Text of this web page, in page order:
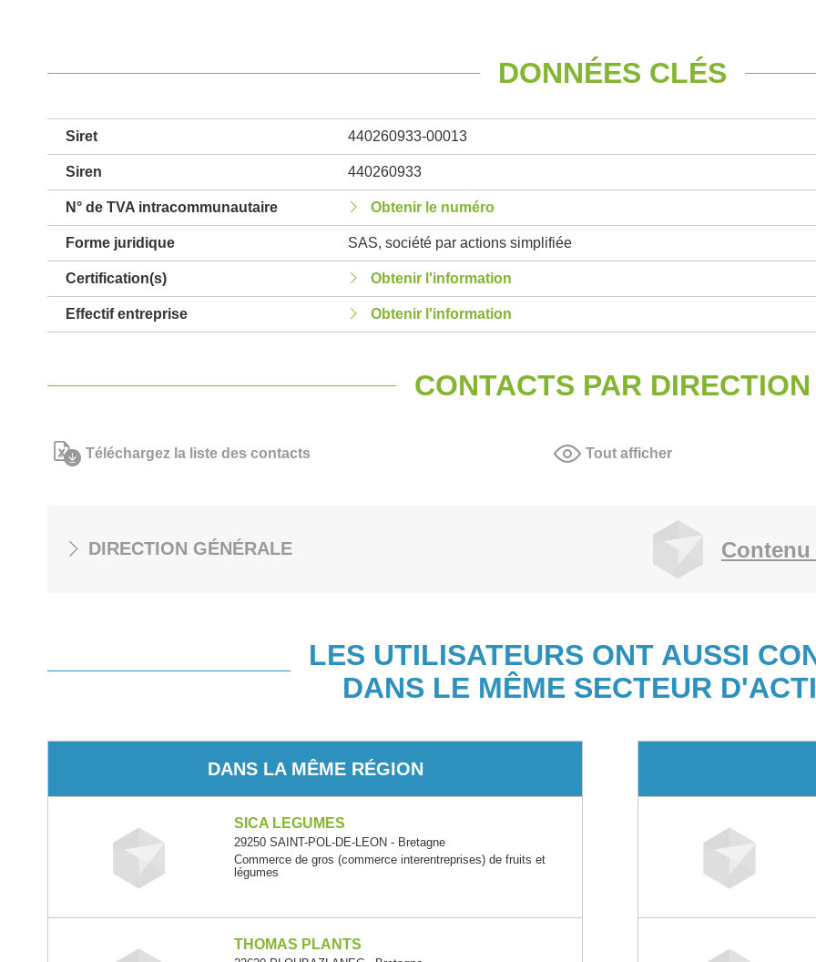
DONNÉES CLÉS
Siret 440260933-00013
Siren 440260933
N° de TVA intracommunautaire Obtenir le numéro
Forme juridique SAS, société par actions simplifiée
Certification(s) Obtenir l'information
Effectif entreprise Obtenir l'information
CONTACTS PAR DIRECTION
Téléchargez la liste des contacts Tout afficher
DIRECTION GÉNÉRALE
LES UTILISATEURS ONT AUSSI
DANS LE MÊME SECTEUR
DANS LA MÊME RÉGION
SICA LEGUMES
29250 SAINT-POL-DE-LEON - Bretagne
Commerce de gros (commerce interentreprises) de fruits et
légumes
THOMAS PLANTS